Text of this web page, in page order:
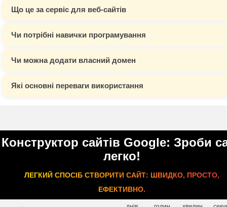
Що це за сервіс для веб-сайтів
Чи потрібні навички програмування
Чи можна додати власний домен
Які основні переваги використання
Конструктор сайтів Google: Зроби
легко!
ЛЕГКИЙ СПОСІБ СТВОРИТИ САЙТ: ШВИДКО, ПРОСТО,
ЕФЕКТИВНО.